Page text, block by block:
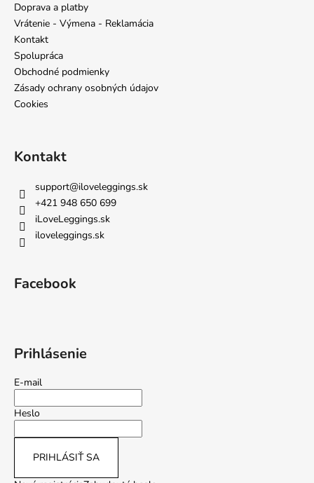
Doprava a platby
Vrátenie - Výmena - Reklamácia
Kontakt
Spolupráca
Obchodné podmienky
Zásady ochrany osobných údajov
Cookies
Kontakt
support@iloveleggings.sk
+421 948 650 699
iLoveLeggings.sk
iloveleggings.sk
Facebook
Prihlásenie
E-mail
Heslo
PRIHLÁSIŤ SA